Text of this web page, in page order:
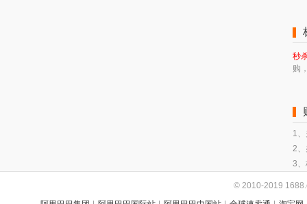
秒
购
1
2、
3、
© 2010-2019